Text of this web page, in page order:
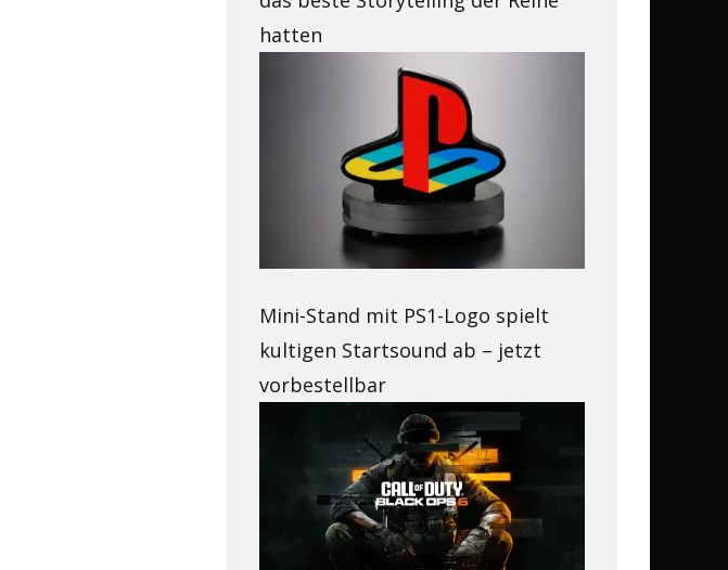
hatten
Mini-Stand mit PS1-Logo spielt
kultigen Startsound ab – jetzt
vorbestellbar